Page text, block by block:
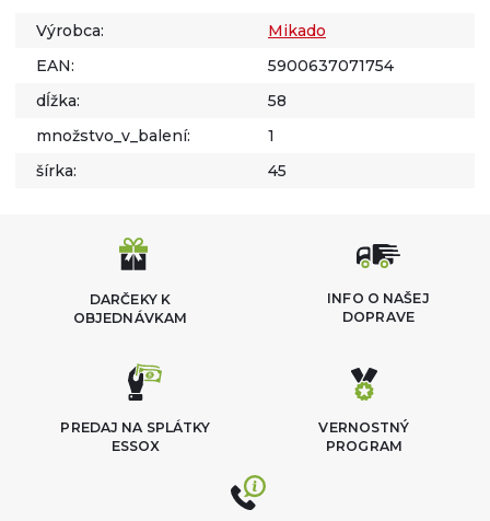
Výrobca:
Mikado
EAN:
5900637071754
dĺžka:
58
množstvo_v_balení:
1
šírka:
45
DARČEKY K
OBJEDNÁVKAM
INFO O NAŠEJ
DOPRAVE
VERNOSTNÝ
PROGRAM
PREDAJ NA SPLÁTKY
ESSOX